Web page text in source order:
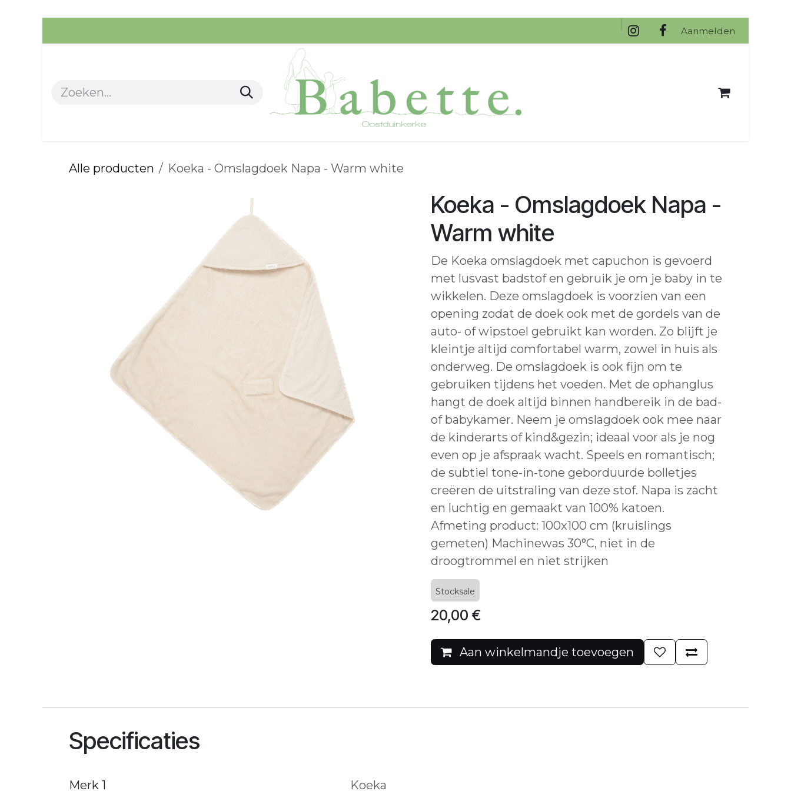
Aanmelden
Alle producten Koeka - Omslagdoek Napa - Warm white
Koeka - Omslagdoek Napa -
Warm white
De Koeka omslagdoek met capuchon is gevoerd
met lusvast badstof en gebruik je om je baby in te
wikkelen. Deze omslagdoek is voorzien van een
opening zodat de doek ook met de gordels van de
auto- of wipstoel gebruikt kan worden. Zo blijft je
kleintje altijd comfortabel warm, zowel in huis als
onderweg. De omslagdoek is ook fijn om te
gebruiken tijdens het voeden. Met de ophanglus
hangt de doek altijd binnen handbereik in de bad-
of babykamer. Neem je omslagdoek ook mee naar
de kinderarts of kind&gezin; ideaal voor als je nog
even op je afspraak wacht. Speels en romantisch;
de subtiel tone-in-tone geborduurde bolletjes
creëren de uitstraling van deze stof. Napa is zacht
en luchtig en gemaakt van 100% katoen.
Afmeting product: 100x100 cm (kruislings
gemeten) Machinewas 30°C, niet in de
droogtrommel en niet strijken
Stocksale
20,00 €
Aan winkelmandje toevoegen
Specificaties
Merk 1 Koeka